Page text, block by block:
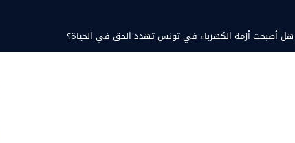
والشاعرة فاطمة الزامل: عزف على أوتار الحنين وشجن القوافي